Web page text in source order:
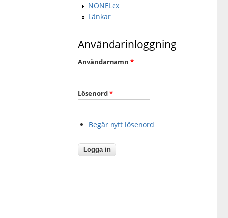
NONELex
Länkar
Användarinloggning
Användarnamn *
Lösenord*
Begär nytt lösenord